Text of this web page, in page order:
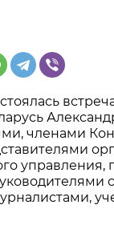
членами
управления,